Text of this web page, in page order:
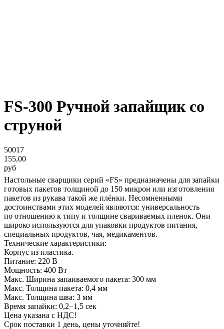
FS-300 Ручной запайщик со
струной
50017
155,00
руб
Настольные сварщики серий «FS» предназначены для запайки
готовых пакетов толщиной до 150 микрон или изготовления
пакетов из рукава такой же плёнки. Несомненными
достоинствами этих моделей являются: универсальность
по отношению к типу и толщине свариваемых пленок. Они
широко используются для упаковки продуктов питания,
специальных продуктов, чая, медикаментов.
Технические характеристики:
Корпус из пластика.
Питание: 220 В
Мощность: 400 Вт
Макс. Ширина запаиваемого пакета: 300 мм
Макс. Толщина пакета: 0,4 мм
Макс. Толщина шва: 3 мм
Время запайки: 0,2−1,5 сек
Цена указана с НДС!
Срок поставки 1 день, цены уточняйте!